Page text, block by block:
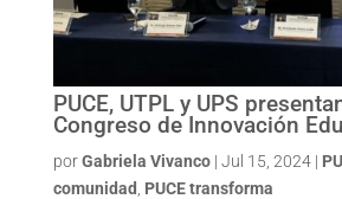
PUCE, UTPL y UPS
Congreso de Innovación
porGabriela Vivanco| Jul 15, 2024|
comunidad
PUCE transforma